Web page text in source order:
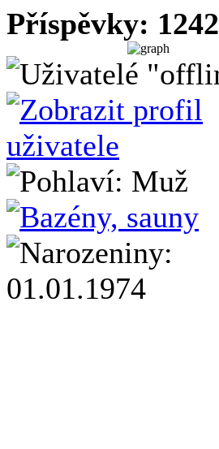
Příspěvky: 1242